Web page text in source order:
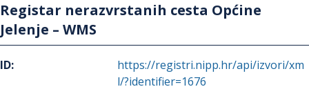
Registar nerazvrstanih cesta Općine
Jelenje – WMS
ID:
https://registri.nipp.hr/api/izvori/xm
l/?identifier=1676